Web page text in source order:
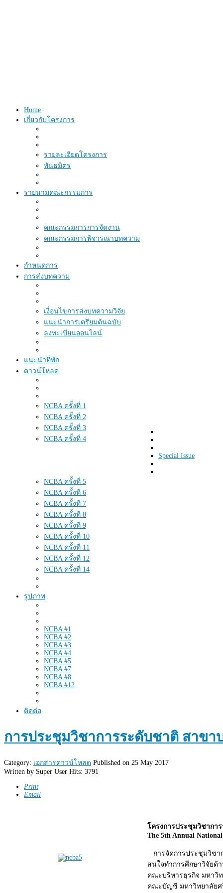
Home
เกี่ยวกับโครงการ
รายละเอียดโครงการ
พันธมิตร
รายนามคณะกรรมการ
คณะกรรมการการจัดงาน
คณะกรรมการพิจารณาบทความ
กำหนดการ
การส่งบทความ
เงื่อนไขการส่งบทความวิจัย
แนะนำการเตรียมต้นฉบับ
ลงทะเบียนออนไลน์
แนะนำที่พัก
ดาวน์โหลด
NCBA ครั้งที่ 1
NCBA ครั้งที่ 2
NCBA ครั้งที่ 3
NCBA ครั้งที่ 4
Special Issue
NCBA ครั้งที่ 5
NCBA ครั้งที 6
NCBA ครั้งที 7
NCBA ครั้งที 8
NCBA ครั้งที 9
NCBA ครั้งที่ 10
NCBA ครั้งที่ 11
NCBA ครั้งที่ 12
NCBA ครั้งที่ 14
รูปภาพ
NCBA #1
NCBA #2
NCBA #3
NCBA #4
NCBA #5
NCBA #7
NCBA #8
NCBA #12
ติดต่อ
การประชุมวิชาการระดับชาติ สาข
Category: เอกสารดาวน์โหลด Published on 25 May 2017
Written by Super User Hits: 3791
Print
Email
โครงการประชุมวิชากา
The 5th Annual National
การจัดการประชุมวิชา
สนใจทำการศึกษาวิจัยด้
คณะบริหารธุรกิจ มหาวิ
คณะบัญชี มหาวิทยาลัยศ